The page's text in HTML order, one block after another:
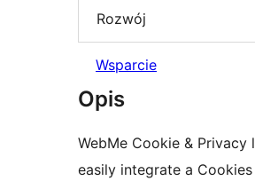
Rozwój
Wsparcie
Opis
WebMe Cookie & Privacy
easily integrate a